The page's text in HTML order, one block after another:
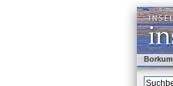
Borkum